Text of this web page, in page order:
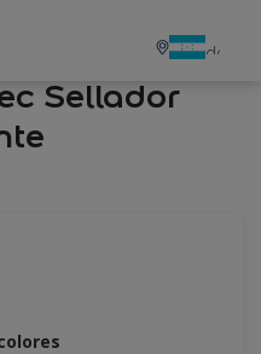
Sellador